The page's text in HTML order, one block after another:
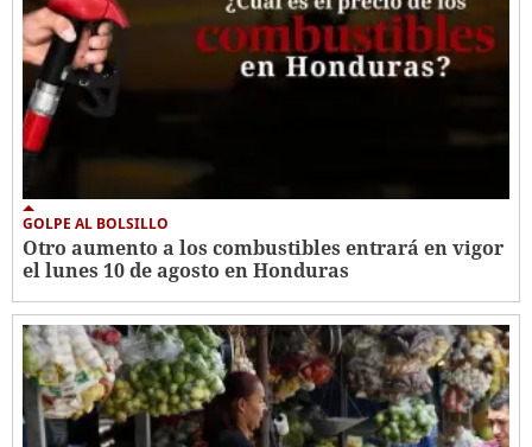
GOLPE AL BOLSILLO
Otro aumento a los combustibles entrará en vigor
el lunes 10 de agosto en Honduras